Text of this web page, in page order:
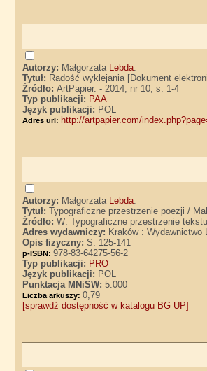
Autorzy: Małgorzata Lebda.
Tytuł: Radość wyklejania [Dokument
Źródło:ArtPapier. - 2014, nr 10, s. 1-4
Typ publikacji: PAA
Język publikacji: POL
Adres url: http://artpapier.com/
Autorzy: Małgorzata Lebda.
Tytuł:Typograficzne przestrzenie poezji /
Źródło:W: Typograficzne przestrzenie
Adres wydawniczy: Kraków : Wydawnictwo
Opis fizyczny:S. 125-141
p-ISBN:978-83-64275-56-2
Typ publikacji: PRO
Język publikacji: POL
Punktacja MNiSW:5.000
Liczba arkuszy:0,79
[sprawdź dostępność w katalogu BG UP]